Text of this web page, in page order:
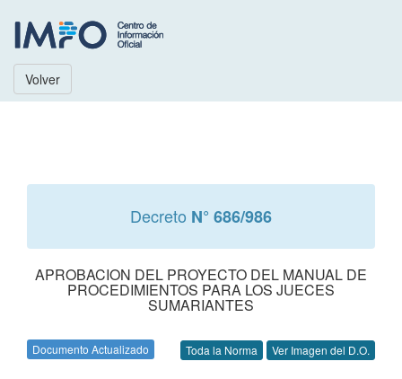
Volver
Decreto N° 686/986
APROBACION DEL PROYECTO DEL MANUAL DE
PROCEDIMIENTOS PARA LOS JUECES
SUMARIANTES
Documento Actualizado Toda la Norma Ver Imagen del D.O.